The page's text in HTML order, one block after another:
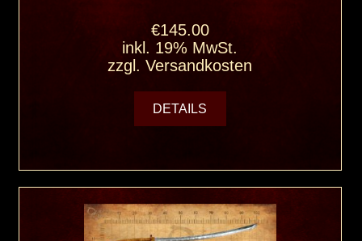
€145.00
inkl. 19% MwSt.
zzgl.Versandkosten
DETAILS